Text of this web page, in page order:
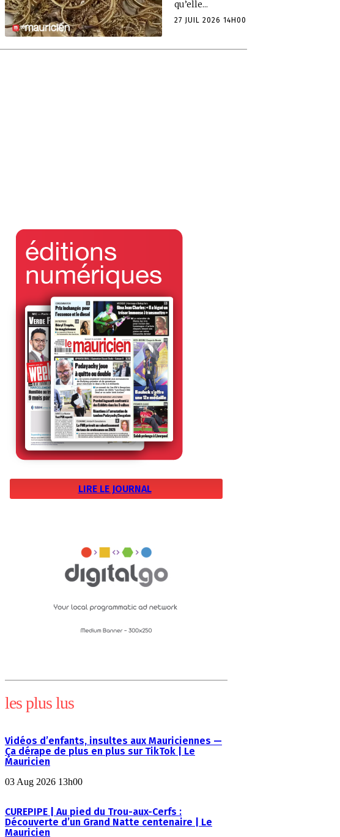
qu’elle...
27 JUIL 2026 14H00
LIRE LE JOURNAL
les plus lus
Vidéos d’enfants, insultes aux Mauriciennes —
Ça dérape de plus en plus sur TikTok | Le
Mauricien
03 Aug 2026 13h00
CUREPIPE | Au pied du Trou-aux-Cerfs :
Découverte d’un Grand Natte centenaire | Le
Mauricien